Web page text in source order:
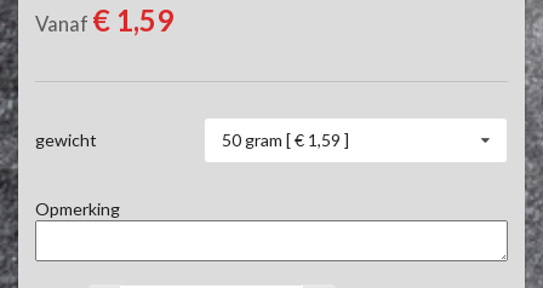
Vanaf € 1,59
gewicht 50 gram [ € 1,59 ]
Opmerking